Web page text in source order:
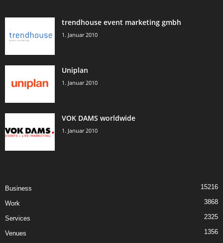
trendhouse event marketing gmbh
1. Januar 2010
Uniplan
1. Januar 2010
VOK DAMS worldwide
1. Januar 2010
Business 15216
Work 3868
Services 2325
Venues 1356